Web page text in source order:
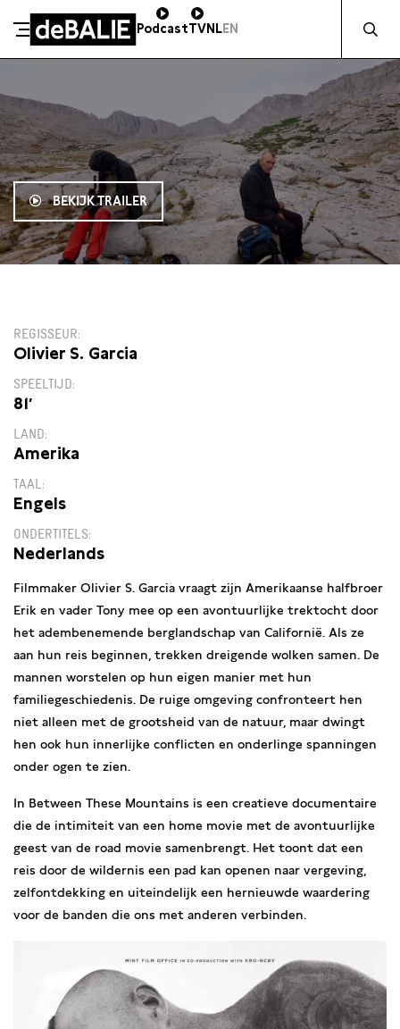
De Balie
PodcastTVNLEN
BEKIJK TRAILER
REGISSEUR
Olivier S. Garcia
SPEELTIJD
81′
LAND
Amerika
TAAL
Engels
ONDERTITELS
Nederlands
Filmmaker Olivier S. Garcia vraagt zijn Amerikaanse halfbroer
Erik en vader Tony mee op een avontuurlijke trektocht door
het adembenemende berglandschap van Californië. Als ze
aan hun reis beginnen, trekken dreigende wolken samen. De
mannen worstelen op hun eigen manier met hun
familiegeschiedenis. De ruige omgeving confronteert hen
niet alleen met de grootsheid van de natuur, maar dwingt
hen ook hun innerlijke conflicten en onderlinge spanningen
onder ogen te zien.
In Between These Mountains is een creatieve documentaire
die de intimiteit van een home movie met de avontuurlijke
geest van de road movie samenbrengt. Het toont dat een
reis door de wildernis een pad kan openen naar vergeving,
zelfontdekking en uiteindelijk een hernieuwde waardering
voor de banden die ons met anderen verbinden.